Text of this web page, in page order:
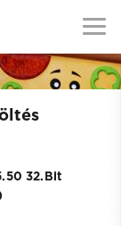
32.Bit